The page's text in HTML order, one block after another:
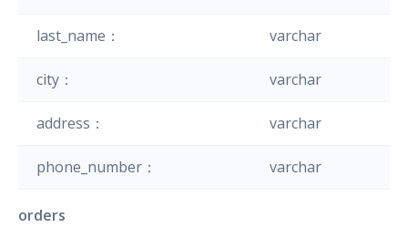
last_name： varchar
city： varchar
address： varchar
phone_number： varchar
orders